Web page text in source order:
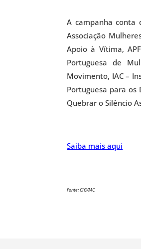
A campanha conta
Associação
Apoio à Vítima,
Portuguesa de
Movimento, IAC –
Portuguesa para os
Quebrar o Silêncio
Saiba mais aqui
Fonte: CIG/MC